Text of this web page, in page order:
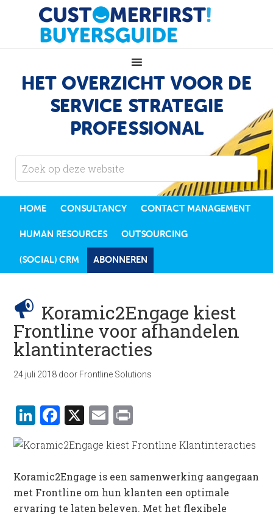
HET OVERZICHT VOOR DE
SERVICE STRATEGIE
PROFESSIONAL
HOME CONSULTANCY CONTACT MANAGEMENT
HUMAN RESOURCES OUTSOURCING
(SOCIAL) CRM ABONNEREN
Koramic2Engage kiest
Frontline voor afhandelen
klantinteracties
24 juli 2018 door Frontline Solutions
LinkedIn
Facebook
X Email
Koramic2Engage is een samenwerking aangegaan
met Frontline om hun klanten een optimale
ervaring te laten beleven. Met het flexibele